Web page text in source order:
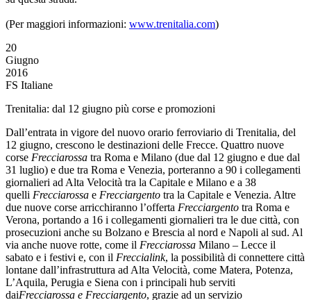
(Per maggiori informazioni: www.trenitalia.com)
20
Giugno
2016
FS Italiane
Trenitalia: dal 12 giugno più corse e promozioni
Dall’entrata in vigore del nuovo orario ferroviario di Trenitalia, del
12 giugno, crescono le destinazioni delle Frecce. Quattro nuove
corse Frecciarossa tra Roma e Milano (due dal 12 giugno e due dal
31 luglio) e due tra Roma e Venezia, porteranno a 90 i collegamenti
giornalieri ad Alta Velocità tra la Capitale e Milano e a 38
quelli Frecciarossa e Frecciargento tra la Capitale e Venezia. Altre
due nuove corse arricchiranno l’offerta Frecciargento tra Roma e
Verona, portando a 16 i collegamenti giornalieri tra le due città, con
prosecuzioni anche su Bolzano e Brescia al nord e Napoli al sud. Al
via anche nuove rotte, come il Frecciarossa Milano – Lecce il
sabato e i festivi e, con il Freccialink, la possibilità di connettere città
lontane dall’infrastruttura ad Alta Velocità, come Matera, Potenza,
L’Aquila, Perugia e Siena con i principali hub serviti
daiFrecciarossa e Frecciargento, grazie ad un servizio